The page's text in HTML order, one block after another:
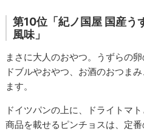
第10位「紀ノ国屋 国産う
風味」
まさに大人のおやつ。うずらの
ドブルやおやつ、お酒のおつま
ます。
ドイツパンの上に、ドライトマ
商品を載せるピンチョスは、定番